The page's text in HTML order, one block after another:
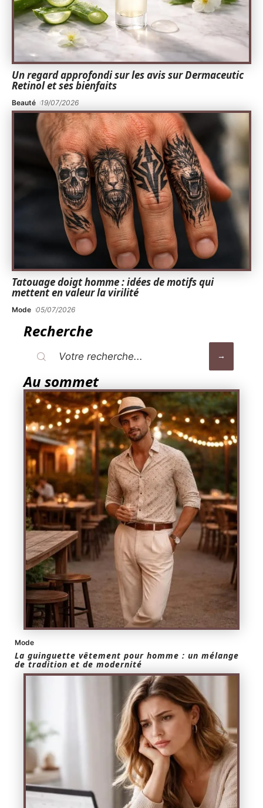
Un regard approfondi sur les avis sur Dermaceutic
Retinol et ses bienfaits
Beauté 19/07/2026
Tatouage doigt homme : idées de motifs qui
mettent en valeur la virilité
Mode 05/07/2026
Recherche
Au sommet
Mode
La guinguette vêtement pour homme : un mélange
de tradition et de modernité